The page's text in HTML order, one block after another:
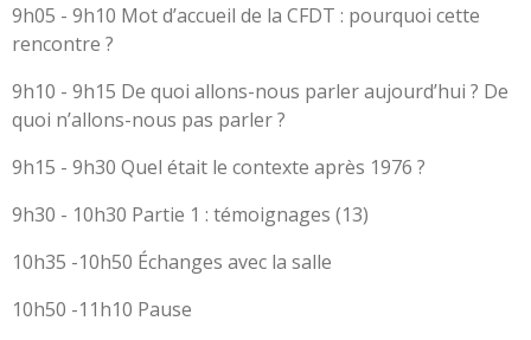
9h05 - 9h10 Mot d’accueil de la CFDT : pourquoi cette
rencontre ?
9h10 - 9h15 De quoi allons-nous parler aujourd’hui ? De
quoi n’allons-nous pas parler ?
9h15 - 9h30 Quel était le contexte après 1976 ?
9h30 - 10h30 Partie 1 : témoignages (13)
10h35 -10h50 Échanges avec la salle
10h50 -11h10 Pause